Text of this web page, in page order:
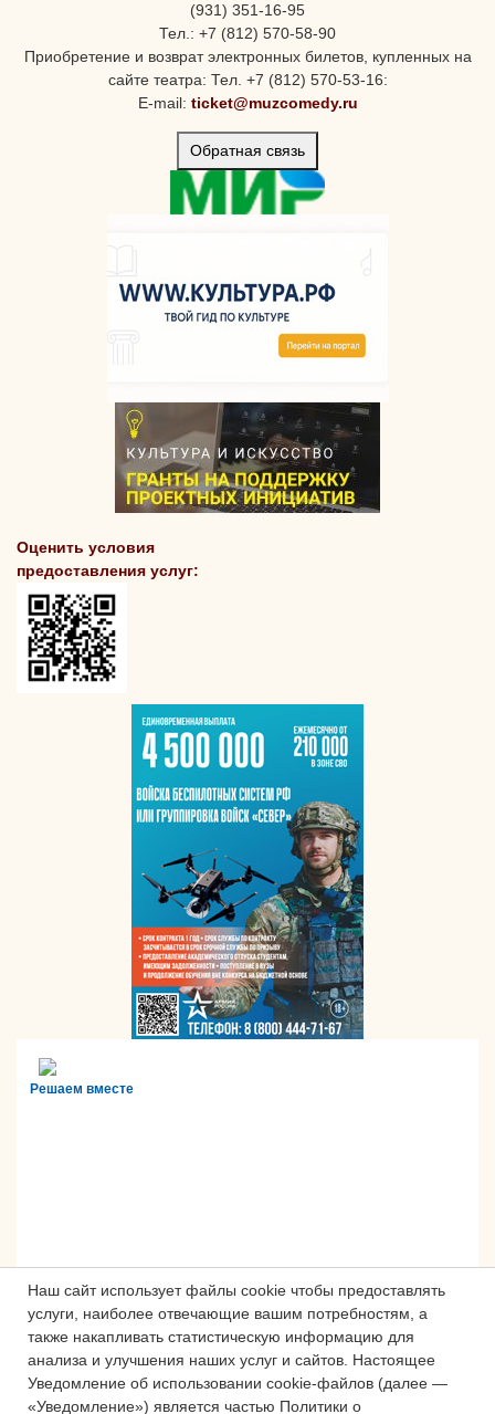
Наш сайт использует файлы cookie чтобы предоставлять
услуги, наиболее отвечающие вашим потребностям, а
также накапливать статистическую информацию для
анализа и улучшения наших услуг и сайтов. Настоящее
Уведомление об использовании cookie-файлов (далее —
«Уведомление») является частью Политики о
(931) 351-16-95
Тел.: +7 (812) 570-58-90
Приобретение и возврат электронных билетов, купленных на
сайте театра: Тел. +7 (812) 570-53-16:
E-mail: ticket@muzcomedy.ru
Обратная связь
Оценить условия
предоставления услуг:
Решаем вместе
Сложности с получением «Пушкинской
карты» или приобретением билетов?